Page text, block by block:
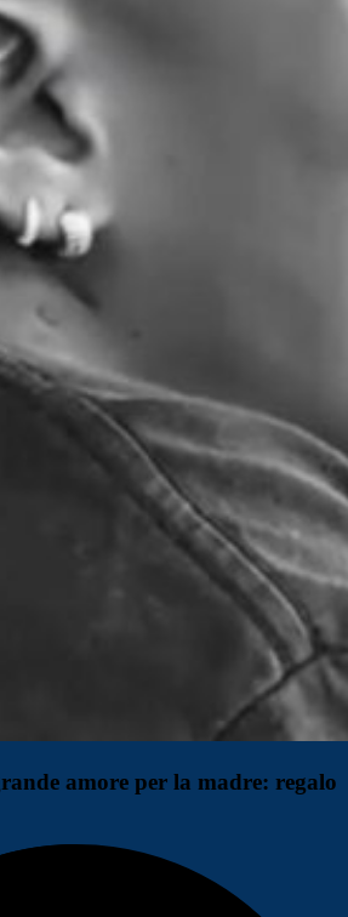
amore per la madre: regalo